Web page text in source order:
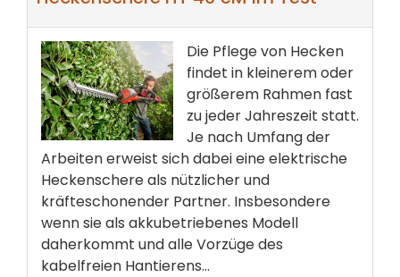
Die Pflege von Hecken
findet in kleinerem oder
größerem Rahmen fast
zu jeder Jahreszeit statt.
Je nach Umfang der
Arbeiten erweist sich dabei eine elektrische
Heckenschere als nützlicher und
kräfteschonender Partner. Insbesondere
wenn sie als akkubetriebenes Modell
daherkommt und alle Vorzüge des
kabelfreien Hantierens...